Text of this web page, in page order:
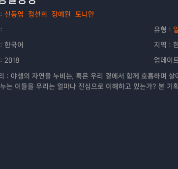
신동엽 정선희 장예원 토니안
유형：
한국어 지역：
2018 업데이
： 야생의 자연을 누비는, 혹은 우리 곁에서 함께 호흡하며
는 이들을 우리는 얼마나 진심으로 이해하고 있는가? 본 기